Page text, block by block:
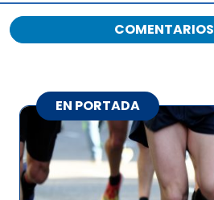
COMENTARIOS
EN PORTADA